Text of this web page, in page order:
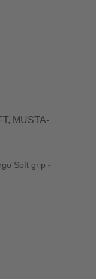
MUSTA-
Soft grip -